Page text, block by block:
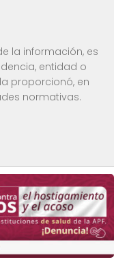
la información, es
entidad o
proporcionó, en
normativas.